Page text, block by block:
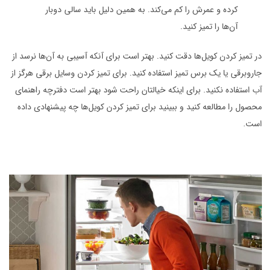
کرده و عمرش را کم می‌کند. به همین دلیل باید سالی دوبار
آن‌ها را تمیز کنید.
در تمیز کردن کویل‌ها دقت کنید. بهتر است برای آنکه آسیبی به آن‌ها نرسد از
جاروبرقی یا یک برس تمیز استفاده کنید. برای تمیز کردن وسایل برقی هرگز از
آب استفاده نکنید. برای اینکه خیالتان راحت شود بهتر است دفترچه راهنمای
محصول را مطالعه کنید و ببینید برای تمیز کردن کویل‌ها چه پیشنهادی داده
است.